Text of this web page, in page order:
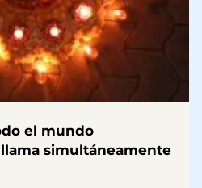
el mundo
simultáneamente